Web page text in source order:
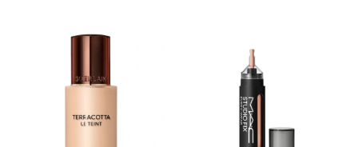
SHISEIDO
SISLEY PARIS